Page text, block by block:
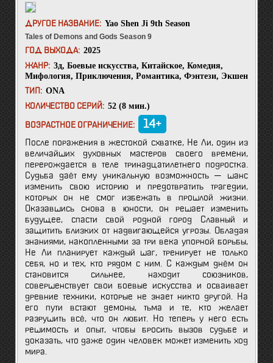
ДРУГОЕ НАЗВАНИЕ: Yao Shen Ji 9th Season
Tales of Demons and Gods Season 9
ГОД ВЫХОДА: 2025
ЖАНР: 3д, Боевые искусства, Китайское, Комедия,
Мифология, Приключения, Романтика, Фэнтези, Экшен
ТИП: ONA
КОЛИЧЕСТВО СЕРИЙ: 52 (8 мин.)
ВОЗРАСТНОЕ ОГРАНИЧЕНИЕ: 14+
После поражения в жестокой схватке, Не Ли, один из
величайших духовных мастеров своего времени,
перерождается в теле тринадцатилетнего подростка.
Судьба даёт ему уникальную возможность — шанс
изменить свою историю и предотвратить трагедии,
которых он не смог избежать в прошлой жизни.
Оказавшись снова в юности, он решает изменить
будущее, спасти свой родной город Славный и
защитить близких от надвигающейся угрозы. Обладая
знаниями, накопленными за три века упорной борьбы,
Не Ли планирует каждый шаг, тренирует не только
себя, но и тех, кто рядом с ним. С каждым днём он
становится сильнее, находит союзников,
совершенствует свои боевые искусства и осваивает
древние техники, которые не знает никто другой. На
его пути встают демоны, тьма и те, кто желает
разрушить всё, что он любит. Но теперь у него есть
решимость и опыт, чтобы бросить вызов судьбе и
доказать, что даже один человек может изменить ход
мира.